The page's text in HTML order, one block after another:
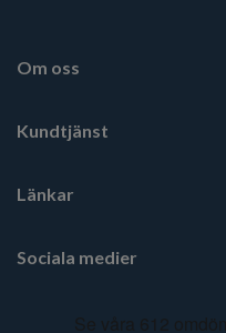
Om oss
Kundtjänst
Länkar
Sociala medier